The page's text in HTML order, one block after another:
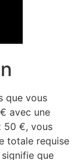
que vous
avec une
50 €, vous
totale requise
que